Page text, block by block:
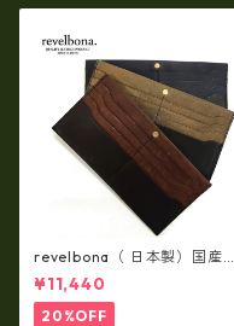
revelbona（ 日本製）国産牛
革製・お札入れ ロングウォ
レット rl-001
¥11,440
20%OFF